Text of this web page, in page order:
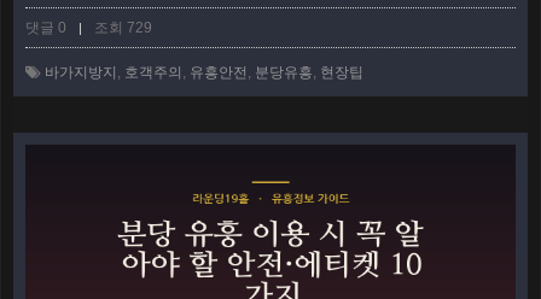
예고가 있다. 지나친 호객, 두루뭉술한 가격 설명, 서두르는 세팅. 이 신호들을
현장에서 하나씩 체크할 수 있으면 대부분의 낭패는 막을 수 있다. 이 글은 입
러낼 신호 바가지의 첫 신호는 길에서 나온다. 지나치게 적극적인 …
댓글 0 | 조회 729
바가지방지 , 호객주의 , 유흥안전 , 분당유흥, 현장팁